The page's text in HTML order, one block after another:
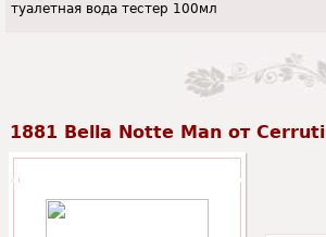
туалетная вода тестер 100мл
1881 Bella Notte Man от Cerruti